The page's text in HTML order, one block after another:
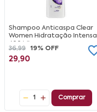
Shampoo Anticaspa Clear
Women Hidratação Intensa
400 ML
36,99 19% OFF
29,90
1 Comprar